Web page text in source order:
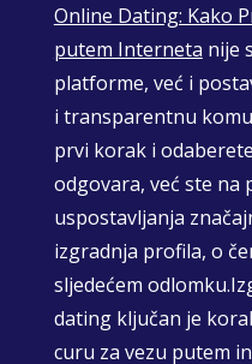
Online Dating: Kako
putem Interneta nije
platforme, već i
i transparentnu
prvi korak i
odgovara, već ste na
uspostavljanja
izgradnja profila, o
sljedećem
dating ključan je
curu za vezu putem